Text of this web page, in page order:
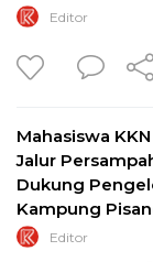
Editor
Mahasiswa
Jalur
Dukung
Kampung
Editor